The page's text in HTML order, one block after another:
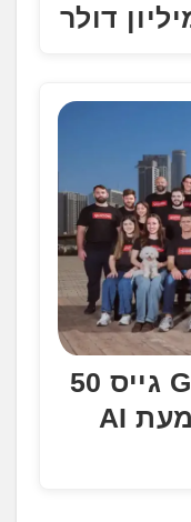
הסטארטאפ Guidde גייס 50
מיליון דולר להטמעת AI